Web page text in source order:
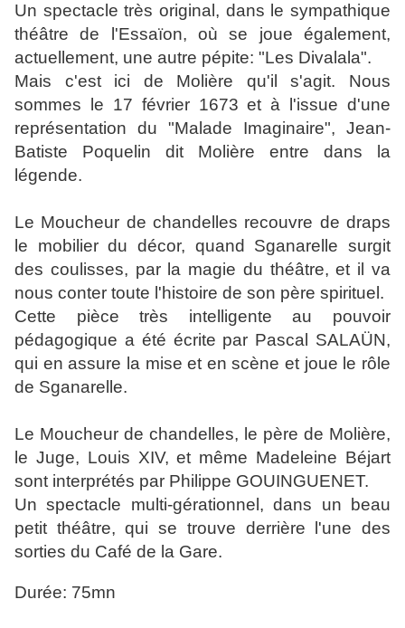
Un spectacle très original, dans le sympathique
théâtre de l'Essaïon, où se joue également,
actuellement, une autre pépite: "Les Divalala".
Mais c'est ici de Molière qu'il s'agit. Nous
sommes le 17 février 1673 et à l'issue d'une
représentation du "Malade Imaginaire", Jean-
Batiste Poquelin dit Molière entre dans la
légende.
Le Moucheur de chandelles recouvre de draps
le mobilier du décor, quand Sganarelle surgit
des coulisses, par la magie du théâtre, et il va
nous conter toute l'histoire de son père spirituel.
Cette pièce très intelligente au pouvoir
pédagogique a été écrite par Pascal SALAÜN,
qui en assure la mise et en scène et joue le rôle
de Sganarelle.
Le Moucheur de chandelles, le père de Molière,
le Juge, Louis XIV, et même Madeleine Béjart
sont interprétés par Philippe GOUINGUENET.
Un spectacle multi-gérationnel, dans un beau
petit théâtre, qui se trouve derrière l'une des
sorties du Café de la Gare.
Durée: 75mn